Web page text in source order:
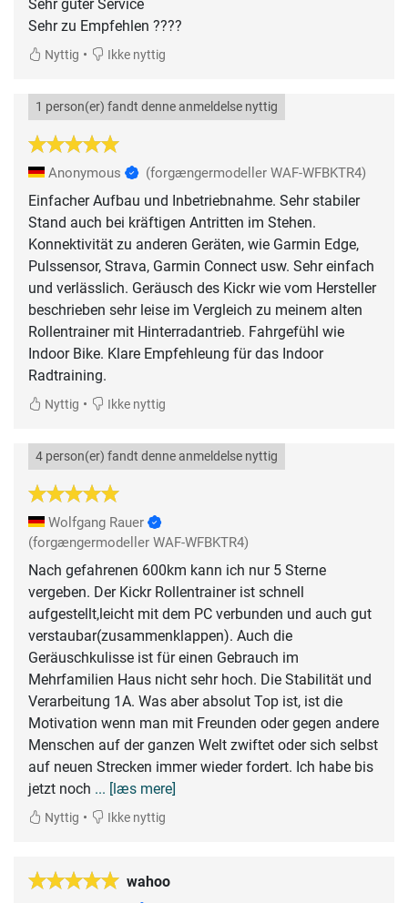
Sehr guter Service
Sehr zu Empfehlen ????
Nyttig • Ikke nyttig
1 person(er) fandt denne anmeldelse nyttig
Anonymous (forgængermodeller WAF-WFBKTR4)
Einfacher Aufbau und Inbetriebnahme. Sehr stabiler
Stand auch bei kräftigen Antritten im Stehen.
Konnektivität zu anderen Geräten, wie Garmin Edge,
Pulssensor, Strava, Garmin Connect usw. Sehr einfach
und verlässlich. Geräusch des Kickr wie vom Hersteller
beschrieben sehr leise im Vergleich zu meinem alten
Rollentrainer mit Hinterradantrieb. Fahrgefühl wie
Indoor Bike. Klare Empfehleung für das Indoor
Radtraining.
Nyttig • Ikke nyttig
4 person(er) fandt denne anmeldelse nyttig
Wolfgang Rauer
(forgængermodeller WAF-WFBKTR4)
Nach gefahrenen 600km kann ich nur 5 Sterne
vergeben. Der Kickr Rollentrainer ist schnell
aufgestellt,leicht mit dem PC verbunden und auch gut
verstaubar(zusammenklappen). Auch die
Geräuschkulisse ist für einen Gebrauch im
Mehrfamilien Haus nicht sehr hoch. Die Stabilität und
Verarbeitung 1A. Was aber absolut Top ist, ist die
Motivation wenn man mit Freunden oder gegen andere
Menschen auf der ganzen Welt zwiftet oder sich selbst
auf neuen Strecken immer wieder fordert. Ich habe bis
jetzt noch ... [læs mere]
Nyttig • Ikke nyttig
wahoo